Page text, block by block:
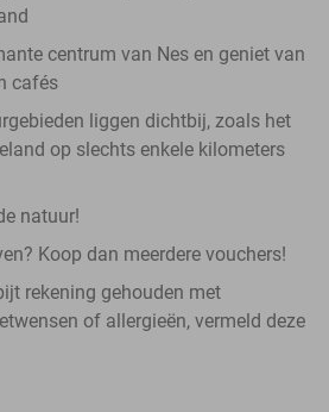
centrum van Nes en geniet van
cafés
liggen dichtbij, zoals het
op slechts enkele kilometers
natuur!
Koop dan meerdere vouchers!
rekening gehouden met
of allergieën, vermeld deze